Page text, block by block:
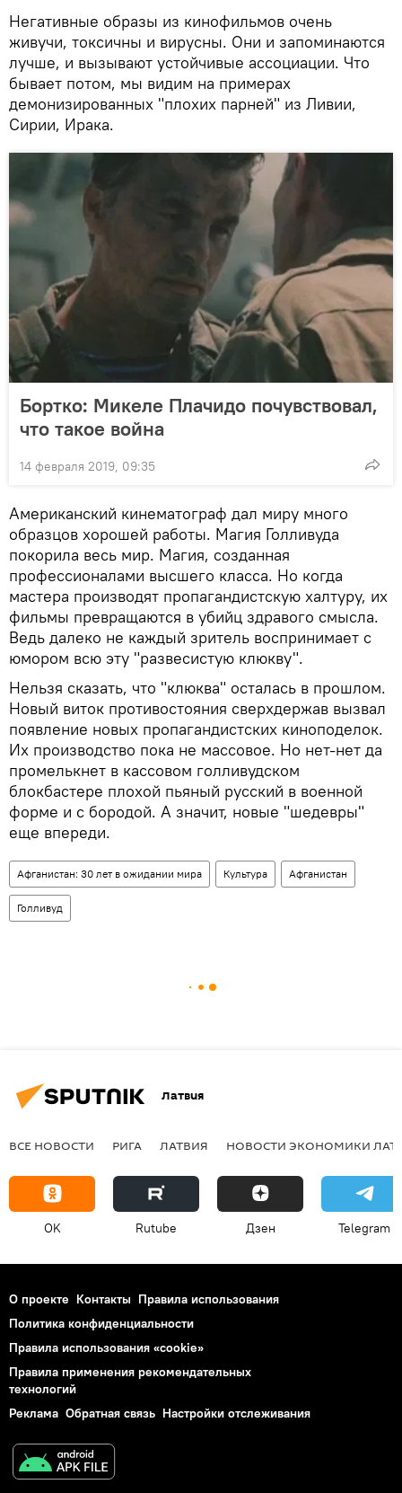
Негативные образы из кинофильмов очень
живучи, токсичны и вирусны. Они и запоминаются
лучше, и вызывают устойчивые ассоциации. Что
бывает потом, мы видим на примерах
демонизированных "плохих парней" из Ливии,
Сирии, Ирака.
Бортко: Микеле Плачидо почувствовал,
что такое война
14 февраля 2019, 09:35
Американский кинематограф дал миру много
образцов хорошей работы. Магия Голливуда
покорила весь мир. Магия, созданная
профессионалами высшего класса. Но когда
мастера производят пропагандистскую халтуру, их
фильмы превращаются в убийц здравого смысла.
Ведь далеко не каждый зритель воспринимает с
юмором всю эту "развесистую клюкву".
Нельзя сказать, что "клюква" осталась в прошлом.
Новый виток противостояния сверхдержав вызвал
появление новых пропагандистских киноподелок.
Их производство пока не массовое. Но нет-нет да
промелькнет в кассовом голливудском
блокбастере плохой пьяный русский в военной
форме и с бородой. А значит, новые "шедевры"
еще впереди.
Афганистан: 30 лет в ожидании мира Культура Афганистан
Голливуд
Латвия
ВСЕ НОВОСТИ РИГА ЛАТВИЯ НОВОСТИ ЭКОНОМИКИ
OK Rutube Дзен Telegram
О проекте Контакты Правила использования
Политика конфиденциальности
Правила использования «cookie»
Правила применения рекомендательных
технологий
Реклама Обратная связь Настройки отслеживания